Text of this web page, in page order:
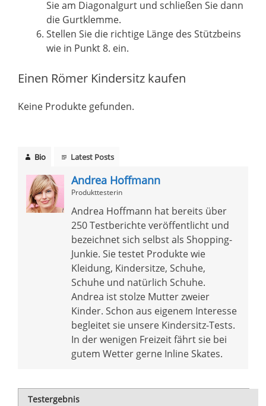
Sie am Diagonalgurt und schließen Sie dann
die Gurtklemme.
Stellen Sie die richtige Länge des Stützbeins
wie in Punkt 8. ein.
Einen Römer Kindersitz kaufen
Keine Produkte gefunden.
Bio Latest Posts
Andrea Hoffmann
Produkttesterin
Andrea Hoffmann hat bereits über
250 Testberichte veröffentlicht und
bezeichnet sich selbst als Shopping-
Junkie. Sie testet Produkte wie
Kleidung, Kindersitze, Schuhe,
Schuhe und natürlich Schuhe.
Andrea ist stolze Mutter zweier
Kinder. Schon aus eigenem Interesse
begleitet sie unsere Kindersitz-Tests.
In der wenigen Freizeit fährt sie bei
gutem Wetter gerne Inline Skates.
Testergebnis